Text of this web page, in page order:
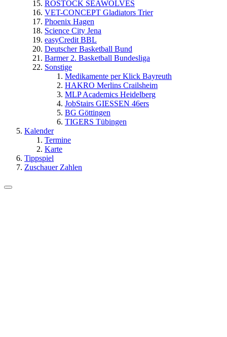
ROSTOCK SEAWOLVES
VET-CONCEPT Gladiators Trier
Phoenix Hagen
Science City Jena
easyCredit BBL
Deutscher Basketball Bund
Barmer 2. Basketball Bundesliga
Sonstige
Medikamente per Klick Bayreuth
HAKRO Merlins Crailsheim
MLP Academics Heidelberg
JobStairs GIESSEN 46ers
BG Göttingen
TIGERS Tübingen
Kalender
Termine
Karte
Tippspiel
Zuschauer Zahlen